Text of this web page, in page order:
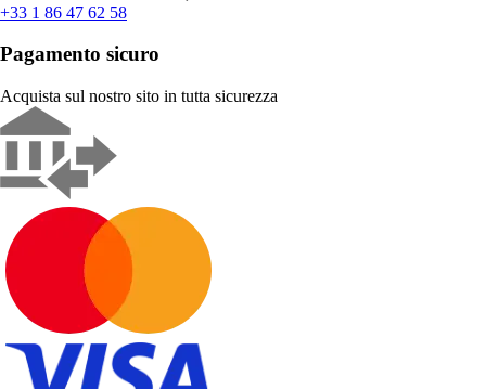
+33 1 86 47 62 58
Pagamento sicuro
Acquista sul nostro sito in tutta sicurezza